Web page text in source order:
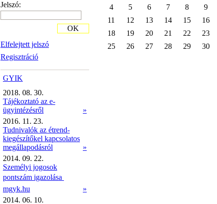
Jelszó:
Elfelejtett jelszó
Regisztráció
OK
GYIK
2018. 08. 30.
Tájékoztató az e-
ügyintézésről
»
2016. 11. 23.
Tudnivalók az étrend-
kiegészítőkel kapcsolatos
megállapodásról
»
2014. 09. 22.
Személyi jogosok
pontszám igazolása 
mgyk.hu
»
2014. 06. 10.
4
5 6 7 8
9
11
12 13 14 15
16
18
19 20 21 22
23
25
26 27 28 29 30